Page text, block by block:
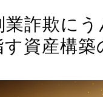
業詐欺に
資産構築